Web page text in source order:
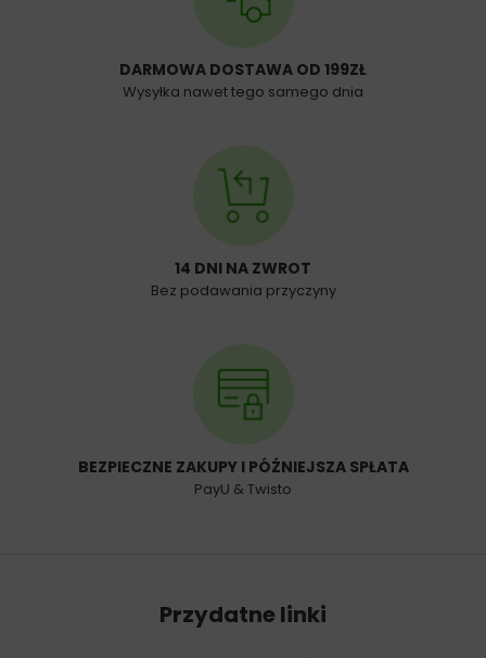
DARMOWA DOSTAWA OD 199ZŁ
Wysyłka nawet tego samego dnia
14 DNI NA ZWROT
Bez podawania przyczyny
BEZPIECZNE ZAKUPY I PÓŹNIEJSZA SPŁATA
PayU & Twisto
Przydatne linki